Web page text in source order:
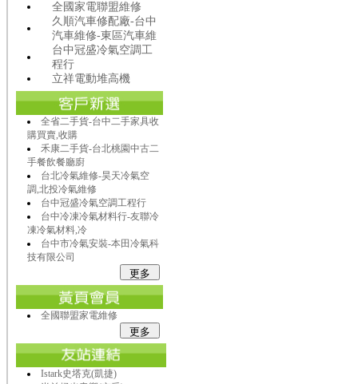
全國家電聯盟維修
久順汽車修配廠-台中
汽車維修-東區汽車維
台中冠盛冷氣空調工
程行
立祥電動堆高機
全省二手貨-台中二手家具收
購買賣,收購
禾康二手貨-台北桃園中古二
手餐飲餐廳廚
台北冷氣維修-昊天冷氣空
調,北投冷氣維修
台中冠盛冷氣空調工程行
台中冷凍冷氣材料行-友聯冷
凍冷氣材料,冷
台中市冷氣安裝-本田冷氣科
技有限公司
全國聯盟家電維修
Istark史塔克(凱捷)